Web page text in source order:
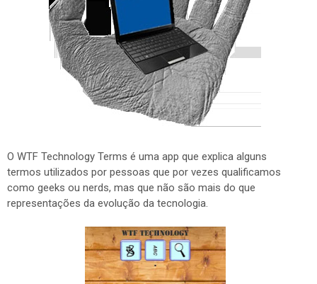
O WTF Technology Terms é uma app que explica alguns
termos utilizados por pessoas que por vezes qualificamos
como geeks ou nerds, mas que não são mais do que
representações da evolução da tecnologia.